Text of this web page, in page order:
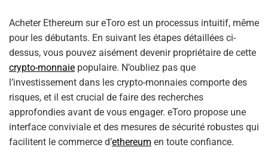
Acheter Ethereum sur eToro est un processus intuitif, même
pour les débutants. En suivant les étapes détaillées ci-
dessus, vous pouvez aisément devenir propriétaire de cette
crypto-monnaie populaire. N’oubliez pas que
l’investissement dans les crypto-monnaies comporte des
risques, et il est crucial de faire des recherches
approfondies avant de vous engager. eToro propose une
interface conviviale et des mesures de sécurité robustes qui
facilitent le commerce d’ethereum en toute confiance.